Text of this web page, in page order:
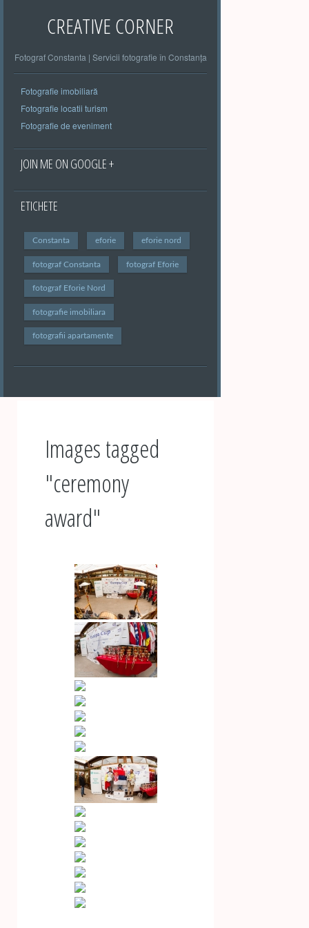
CREATIVE CORNER
Fotograf Constanta | Servicii fotografie în Constanța
Fotografie imobiliară
Fotografie locatii turism
Fotografie de eveniment
JOIN ME ON GOOGLE +
ETICHETE
Constanta eforie eforie nord
fotograf Constanta fotograf Eforie
fotograf Eforie Nord
fotografie imobiliara
fotografii apartamente
Images tagged
"ceremony
award"